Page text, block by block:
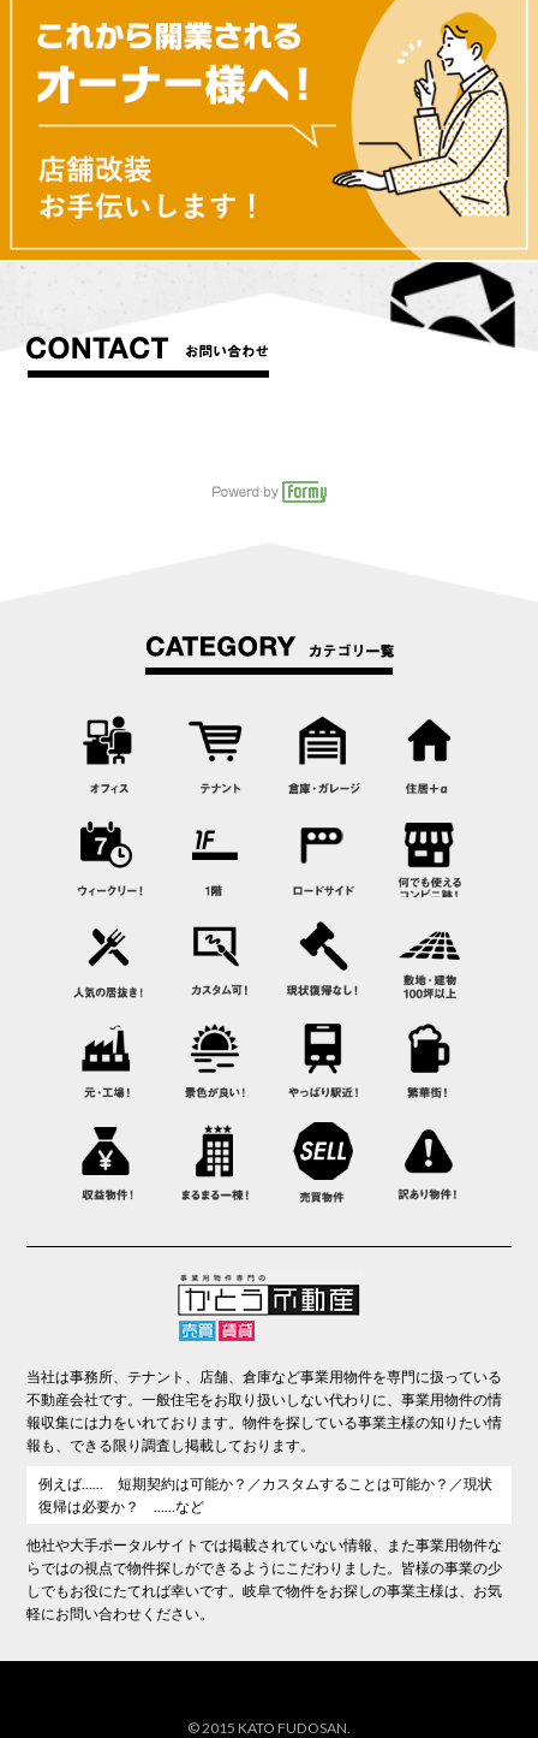
当社は事務所、テナント、店舗、倉庫など事業用物件を専門に扱っている
不動産会社です。一般住宅をお取り扱いしない代わりに、事業用物件の情
報収集には力をいれております。物件を探している事業主様の知りたい情
報も、できる限り調査し掲載しております。
例えば…… 短期契約は可能か？／カスタムすることは可能か？／現状
復帰は必要か？ ……など
他社や大手ポータルサイトでは掲載されていない情報、また事業用物件な
らではの視点で物件探しができるようにこだわりました。皆様の事業の少
しでもお役にたてれば幸いです。岐阜で物件をお探しの事業主様は、お気
軽にお問い合わせください。
© 2015 KATO FUDOSAN.